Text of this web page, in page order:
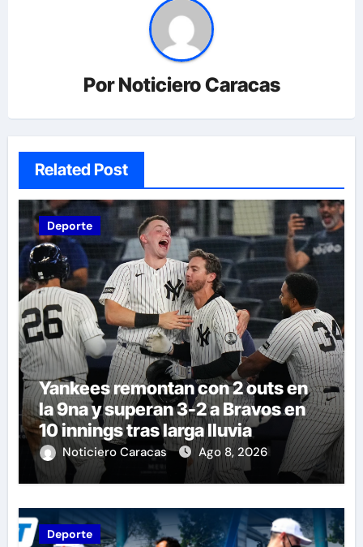
PorNoticiero Caracas
Related Post
Deporte
Yankees remontan con 2 outs en
la 9na y superan 3-2 a Bravos en
10 innings tras larga lluvia
Noticiero Caracas Ago 8, 2026
Deporte